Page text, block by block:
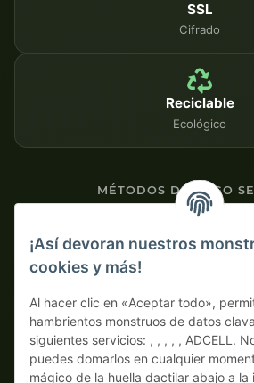
SSL
Cifrado
Reciclable
Ecológico
MÉTODOS DE PAGO
Pago por adelantado con descuento
¡Así devoran nuestros
cookies y más!
Al hacer clic en «Aceptar todo»,
hambrientos monstruos de datos
siguientes servicios: , , , , , ADCELL.
puedes domarlos en cualquier
mágico de la huella dactilar abajo a la